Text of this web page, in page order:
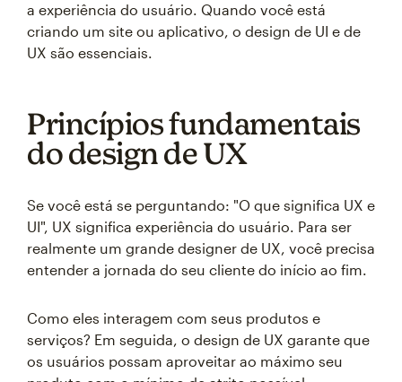
a experiência do usuário. Quando você está
criando um site ou aplicativo, o design de UI e de
UX são essenciais.
Princípios fundamentais
do design de UX
Se você está se perguntando: "O que significa UX e
UI", UX significa experiência do usuário. Para ser
realmente um grande designer de UX, você precisa
entender a jornada do seu cliente do início ao fim.
Como eles interagem com seus produtos e
serviços? Em seguida, o design de UX garante que
os usuários possam aproveitar ao máximo seu